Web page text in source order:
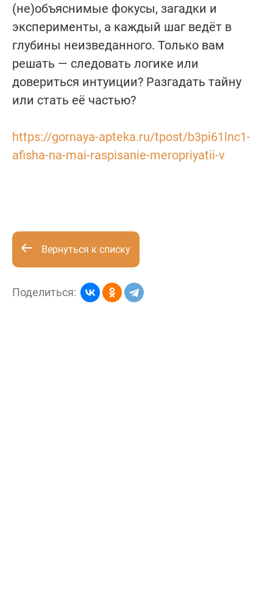
(не)объяснимые фокусы, загадки и
эксперименты, а каждый шаг ведёт в
глубины неизведанного. Только вам
решать — следовать логике или
довериться интуиции? Разгадать тайну
или стать её частью?
https://gornaya-apteka.ru/tpost/b3pi61lnc1-
afisha-na-mai-raspisanie-meropriyatii-v
Вернуться к списку
Поделиться: